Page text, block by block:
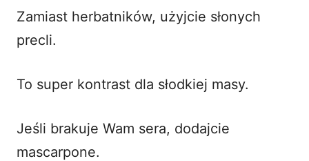
Zamiast herbatników, użyjcie słonych
precli.
To super kontrast dla słodkiej masy.
Jeśli brakuje Wam sera, dodajcie
mascarpone.